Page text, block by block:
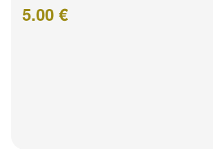
5.00 €